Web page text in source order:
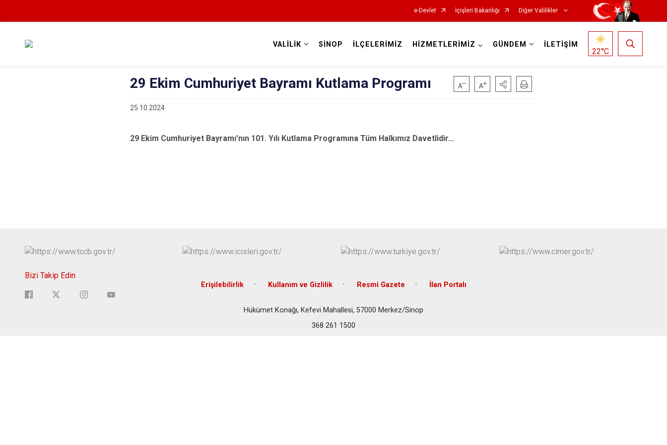
e-Devlet İçişleri Bakanlığı Diğer Valilikler
VALİLİK SİNOP İLÇELERİMİZ HİZMETLERİMİZ GÜNDEM İLETİŞİM
22°C
29 Ekim Cumhuriyet Bayramı Kutlama Programı
25.10.2024
29 Ekim Cumhuriyet Bayramı'nın 101. Yılı Kutlama Programına Tüm Halkımız Davetlidir...
Bizi Takip Edin
Erişilebilirlik Kullanım ve Gizlilik Resmi Gazete İlan Portalı
Hükümet Konağı, Kefevi Mahallesi, 57000 Merkez/Sinop
368 261 1500